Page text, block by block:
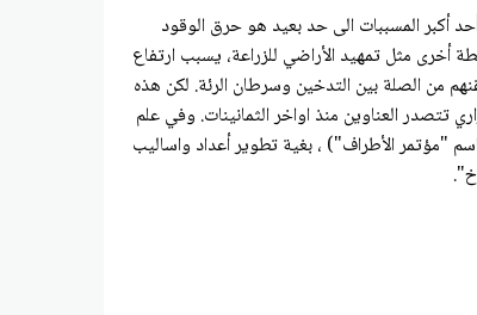
علماء المناخ توصلوا إلى هذا الاستنتاج. إن أحد أكبر المسببات الى حد بعيد هو حرق الوقود
أخرى مثل تمهيد الأراضي للزراعة، يسبب ارتفاع
من الصلة بين التدخين وسرطان الرئة. لكن هذه
تتصدر العناوين منذ اواخر الثمانينات. وفي علم
(باسم "مؤتمر الأطراف") ، بغية تطوير أعداد واساليب